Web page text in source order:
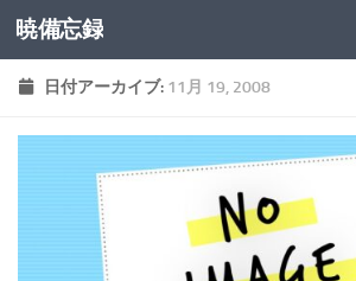
コンテンツへスキップ
暁備忘録
日付アーカイブ: 11月 19, 2008